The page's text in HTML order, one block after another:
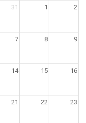
31 1 2
7 8 9
14 15 16
21 22 23